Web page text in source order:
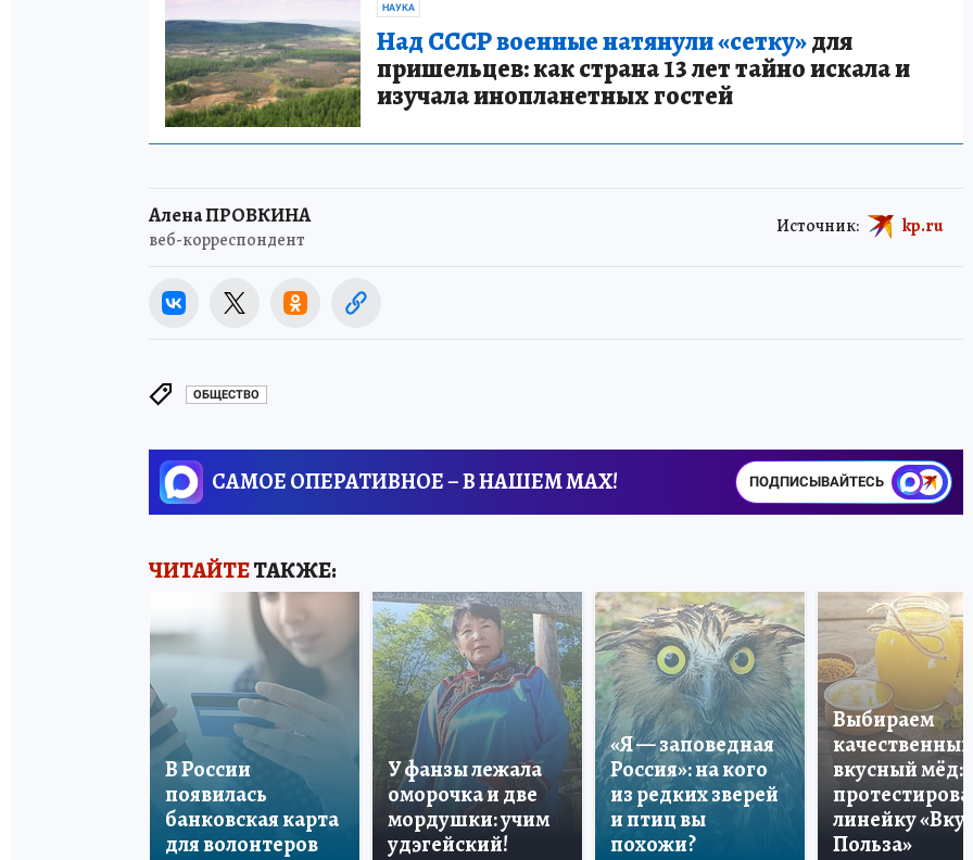
НАУКА
Над СССР военные натянули «сетку»для
пришельцев: как страна 13 лет тайно искала и
изучала инопланетных гостей
Алена ПРОВКИНА
веб-корреспондент
Источник: kp.ru
ОБЩЕСТВО
САМОЕ ОПЕРАТИВНОЕ – В НАШЕМ MAX! ПОДПИСЫВАЙТЕСЬ
ЧИТАЙТЕТАКЖЕ:
В России
появилась
банковская карта
для волонтеров
У фанзы лежала
оморочка и две
мордушки: учим
удэгейский!
«Я — заповедная
Россия»: на кого
из редких зверей
и птиц вы
похожи?
Выбираем
качественный
вкусный мёд:
линейку «Вкус
Польза»